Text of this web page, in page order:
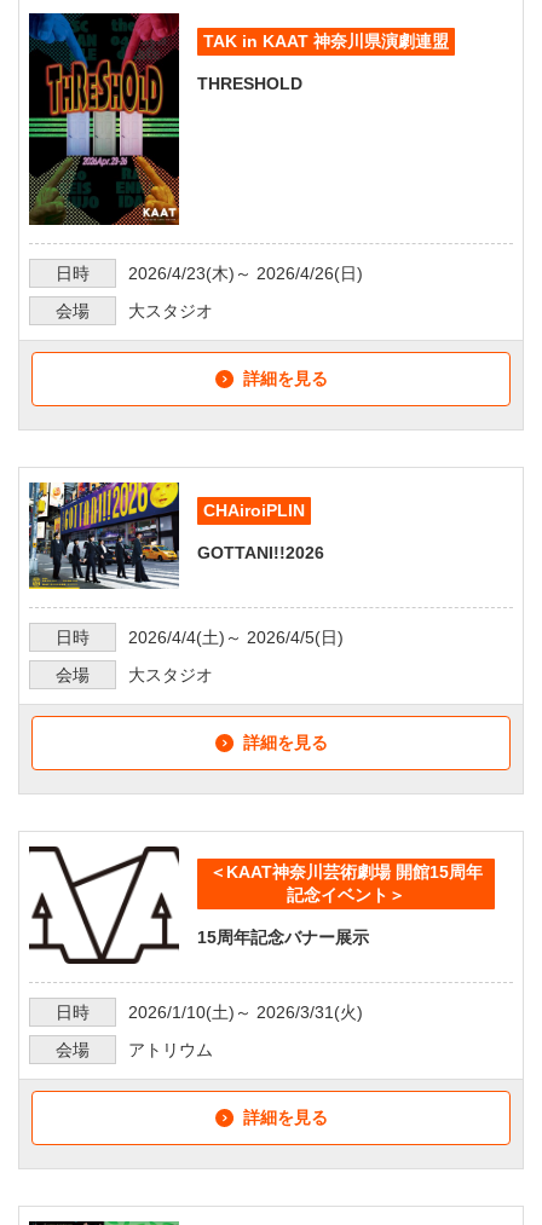
TAK in KAAT 神奈川県演劇連盟
THRESHOLD
日時 2026/4/23(木)～ 2026/4/26(日)
会場
大スタジオ
詳細を見る
CHAiroiPLIN
GOTTANI!!2026
日時 2026/4/4(土)～ 2026/4/5(日)
会場
大スタジオ
詳細を見る
＜KAAT神奈川芸術劇場 開館15周年
記念イベント＞
15周年記念バナー展示
日時 2026/1/10(土)～ 2026/3/31 (火)
会場
アトリウム
詳細を見る